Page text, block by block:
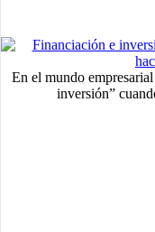
En el mundo
inversión”